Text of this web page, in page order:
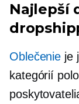
Najlepší
Oblečenie je
kategórií